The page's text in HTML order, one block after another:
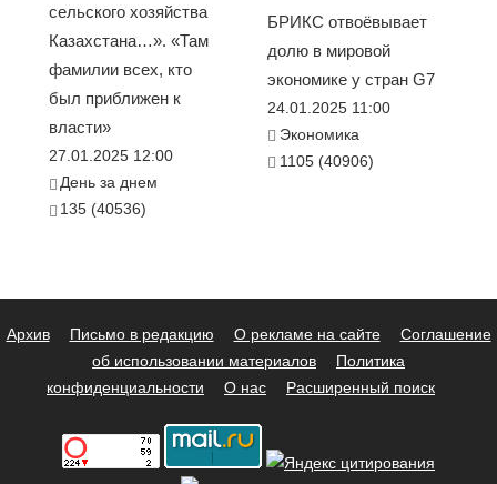
сельского хозяйства
Казахстана…». «Там
фамилии всех, кто
был приближен к
власти»
27.01.2025 12:00
День за днем
135 (40536)
БРИКС отвоёвывает
долю в мировой
экономике у стран G7
24.01.2025 11:00
Экономика
1105 (40906)
Архив Письмо в редакцию О рекламе на сайте
Соглашение
об использовании материалов
Политика
конфиденциальности
О нас Расширенный поиск